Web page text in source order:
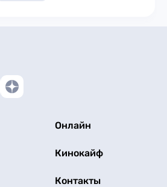
Онлайн
Кинокайф
Контакты